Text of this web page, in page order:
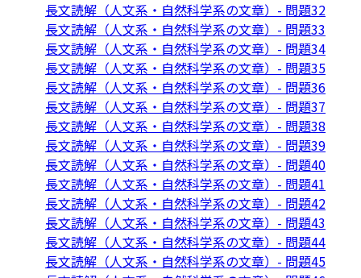
長文読解（人文系・自然科学系の文章）- 問題32
長文読解（人文系・自然科学系の文章）- 問題33
長文読解（人文系・自然科学系の文章）- 問題34
長文読解（人文系・自然科学系の文章）- 問題35
長文読解（人文系・自然科学系の文章）- 問題36
長文読解（人文系・自然科学系の文章）- 問題37
長文読解（人文系・自然科学系の文章）- 問題38
長文読解（人文系・自然科学系の文章）- 問題39
長文読解（人文系・自然科学系の文章）- 問題40
長文読解（人文系・自然科学系の文章）- 問題41
長文読解（人文系・自然科学系の文章）- 問題42
長文読解（人文系・自然科学系の文章）- 問題43
長文読解（人文系・自然科学系の文章）- 問題44
長文読解（人文系・自然科学系の文章）- 問題45